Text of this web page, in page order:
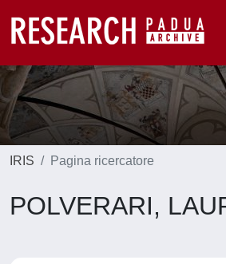
IRIS Pagina ricercatore
POLVERARI,